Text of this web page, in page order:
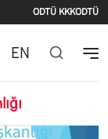
İkincil
ODTÜ KKKODTÜ
EN